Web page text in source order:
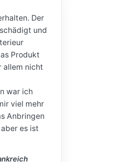
Der
und
Produkt
allem nicht
war ich
viel mehr
Anbringen
es ist